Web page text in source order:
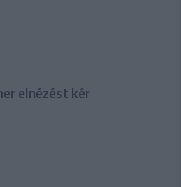
elnézést kér